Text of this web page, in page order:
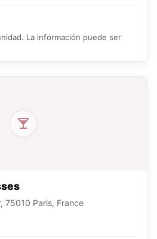
La información puede ser
75010 Paris, France